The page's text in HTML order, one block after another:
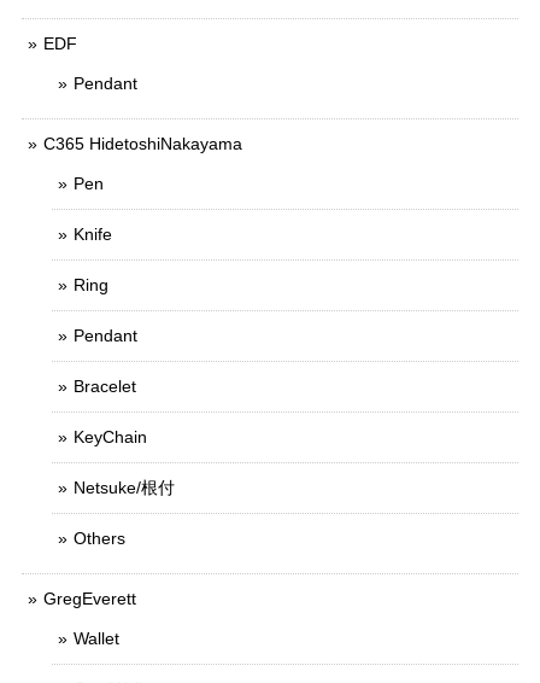
EDF
Pendant
C365 HidetoshiNakayama
Pen
Knife
Ring
Pendant
Bracelet
KeyChain
Netsuke/根付
Others
GregEverett
Wallet